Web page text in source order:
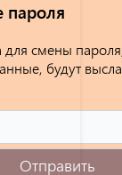
пароля
для смены
будут